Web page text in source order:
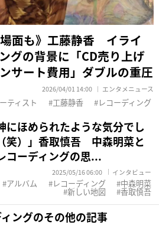
場面も》工藤静香 イライ
グの背景に「CD売り上げ
サート費用」ダブルの重圧
2026/04/01 14:00 エンタメニュース
ティスト 工藤静香 レコーディング
にほめられたような気分でし
笑）」香取慎吾 中森明菜と
コーディングの思...
2025/05/16 06:00 インタビュー
アルバム レコーディング 中森明菜
新しい地図 香取慎吾
ングのその他の記事